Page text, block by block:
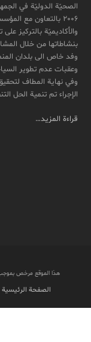
الصحیّة الدولیّة في
2006 بالتعاون مع
والأکادیمیّة بالترکیز
بنشاطاتها من خلال
وفد خاص الی بلدان
وعقبات عدم تطویر
وفي نهایة المطاف
الإجراء تم تنمیة الحل
قراءة المزيد…
هذا الموقع مرخص
الصفحة الرئيسية